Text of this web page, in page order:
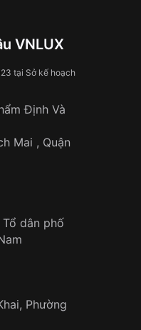
bình: 3 – 5 ngày
trên toàn quốc
đơn hàng thành
nước nóng, xông
từ bên ngoài
gian:
hàng
trong suốt quá
VNLUX
tại Sở kế hoạch
Định Và
Mai , Quận
Tổ dân phố
Phường